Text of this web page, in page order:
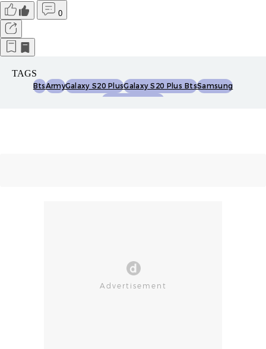
0
TAGS
BtsArmyGalaxy S20 PlusGalaxy S20 Plus BtsSamsung